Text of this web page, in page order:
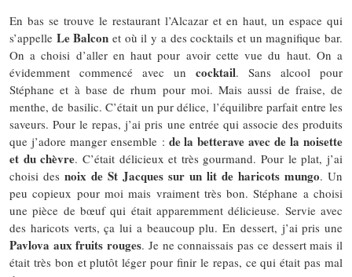
En bas se trouve le restaurant l’Alcazar et en haut, un espace qui
s’appelle Le Balcon et où il y a des cocktails et un magnifique bar.
On a choisi d’aller en haut pour avoir cette vue du haut. On a
évidemment commencé avec un cocktail. Sans alcool pour
Stéphane et à base de rhum pour moi. Mais aussi de fraise, de
menthe, de basilic. C’était un pur délice, l’équilibre parfait entre les
saveurs. Pour le repas, j’ai pris une entrée qui associe des produits
que j’adore manger ensemble : de la betterave avec de la noisette
et du chèvre. C’était délicieux et très gourmand. Pour le plat, j’ai
choisi des noix de St Jacques sur un lit de haricots mungo. Un
peu copieux pour moi mais vraiment très bon. Stéphane a choisi
une pièce de bœuf qui était apparemment délicieuse. Servie avec
des haricots verts, ça lui a beaucoup plu. En dessert, j’ai pris une
Pavlova aux fruits rouges. Je ne connaissais pas ce dessert mais il
était très bon et plutôt léger pour finir le repas, ce qui était pas mal